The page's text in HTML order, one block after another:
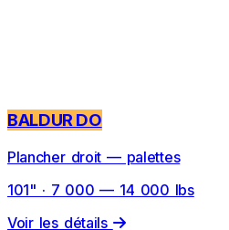
BALDUR DO
Plancher droit — palettes
101" · 7 000 — 14 000 lbs
Voir les détails